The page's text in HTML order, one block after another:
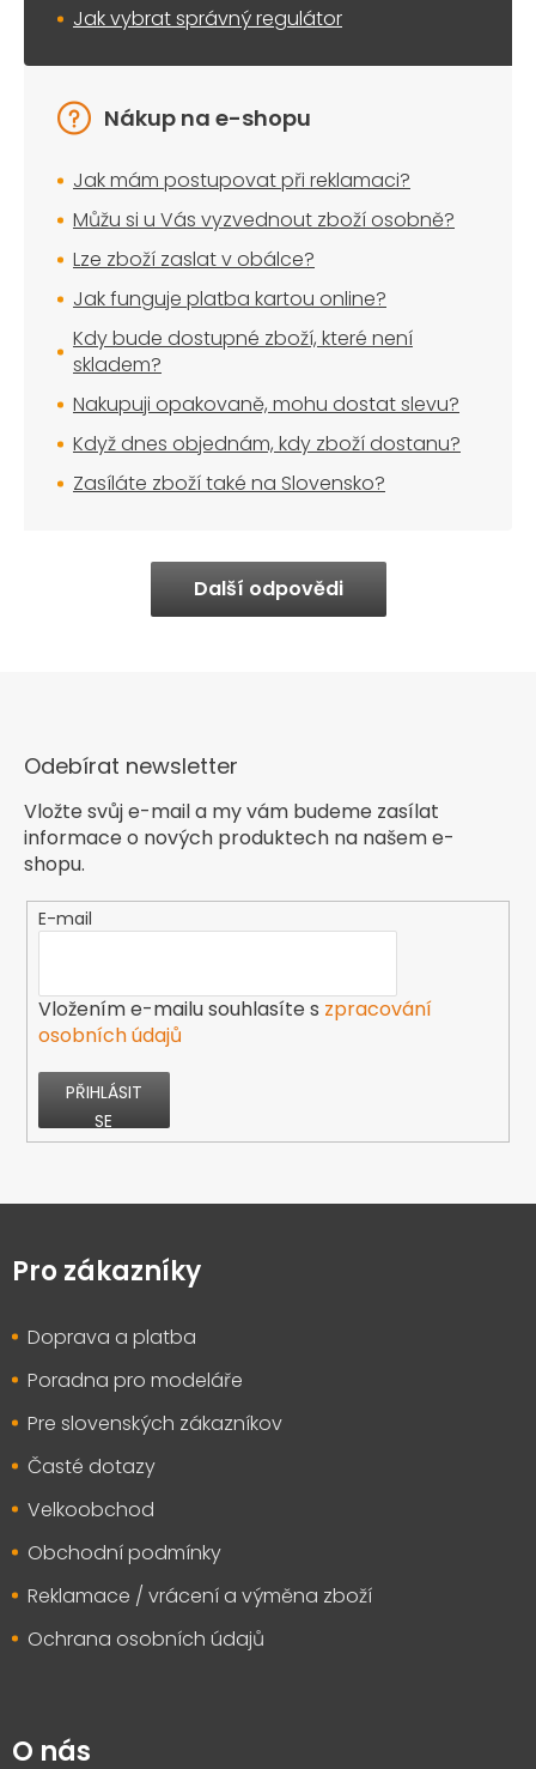
Jak vybrat správný regulátor
Nákup na e-shopu
Jak mám postupovat při reklamaci?
Můžu si u Vás vyzvednout zboží osobně?
Lze zboží zaslat v obálce?
Jak funguje platba kartou online?
Kdy bude dostupné zboží, které není
skladem?
Nakupuji opakovaně, mohu dostat slevu?
Když dnes objednám, kdy zboží dostanu?
Zasíláte zboží také na Slovensko?
Další odpovědi
Odebírat newsletter
Vložte svůj e-mail a my vám budeme zasílat
informace o nových produktech na našem e-
shopu.
E-mail
Vložením e-mailu souhlasíte s zpracování
osobních údajů
PŘIHLÁSIT
SE
Z
pPro zákazníky
Doprava a platba
Poradna pro modeláře
Pre slovenských zákazníkov
Časté dotazy
Velkoobchod
Obchodní podmínky
Reklamace / vrácení a výměna zboží
Ochrana osobních údajů
O nás